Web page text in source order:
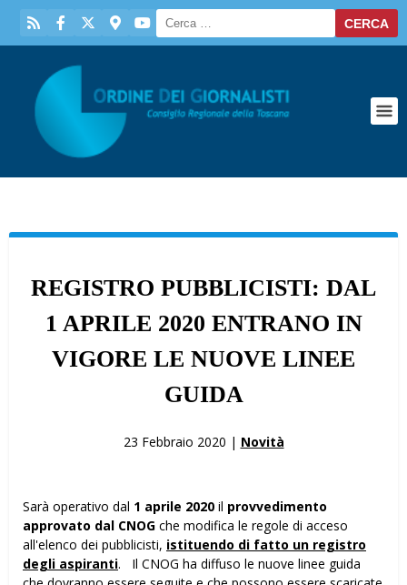
REGISTRO PUBBLICISTI: DAL
1 APRILE 2020 ENTRANO IN
VIGORE LE NUOVE LINEE
GUIDA
23 Febbraio 2020 | Novità
Sarà operativo dal 1 aprile 2020 il provvedimento
approvato dal CNOG che modifica le regole di acceso
all'elenco dei pubblicisti, istituendo di fatto un registro
degli aspiranti. Il CNOG ha diffuso le nuove linee guida